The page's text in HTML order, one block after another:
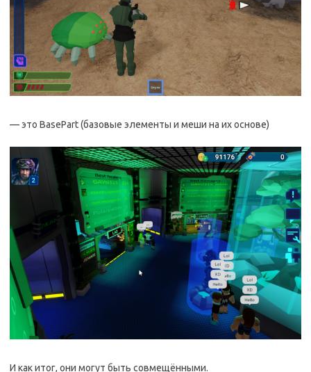
— это BasePart (базовые элементы и меши на их основе)
И как итог, они могут быть совмещёнными.